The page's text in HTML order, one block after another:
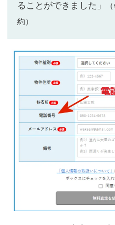
ることができました」
約）